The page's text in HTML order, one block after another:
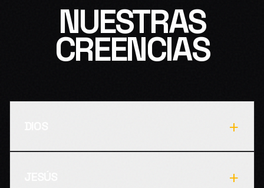
NUESTRAS
CREENCIAS
+
+